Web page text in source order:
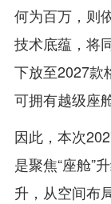
何为百万，则
技术底蕴，将
下放至2027款
可拥有越级座
因此，本次
是聚焦“座舱”
升，从空间布